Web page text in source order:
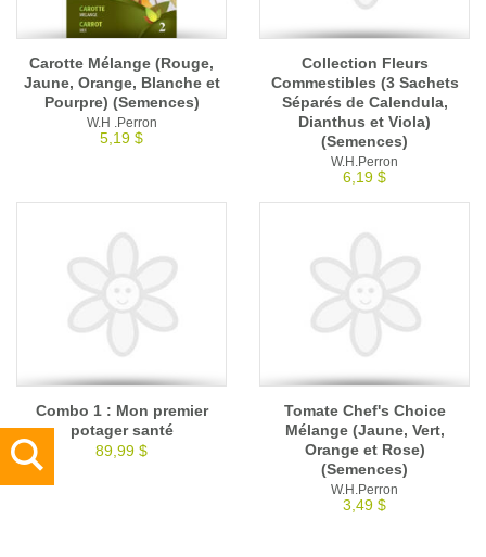
Carotte Mélange (Rouge,
Jaune, Orange, Blanche et
Pourpre) (Semences)
W.H .Perron
5,19 $
Collection Fleurs
Commestibles (3 Sachets
Séparés de Calendula,
Dianthus et Viola)
(Semences)
W.H.Perron
6,19 $
Combo 1 : Mon premier
potager santé
89,99 $
Tomate Chef's Choice
Mélange (Jaune, Vert,
Orange et Rose)
(Semences)
W.H.Perron
3,49 $